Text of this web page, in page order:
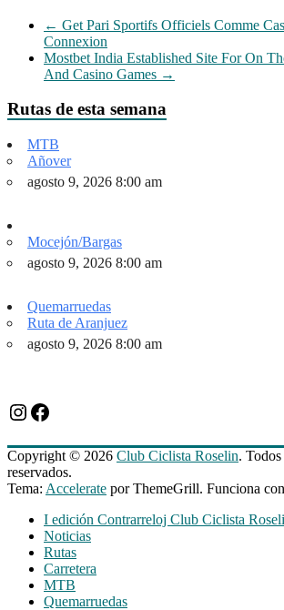
← Get Pari Sportifs Officiels Comme
Connexion
Mostbet India Established Site For On
And Casino Games →
Rutas de esta semana
MTB
Añover
agosto 9, 2026 8:00 am
Mocejón/Bargas
agosto 9, 2026 8:00 am
Quemarruedas
Ruta de Aranjuez
agosto 9, 2026 8:00 am
Instagram
Facebook
Copyright © 2026 Club Ciclista Roselin.
reservados.
Tema: Accelerate por ThemeGrill. Funciona con
I edición Contrarreloj Club Ciclista
Noticias
Rutas
Carretera
MTB
Quemarruedas